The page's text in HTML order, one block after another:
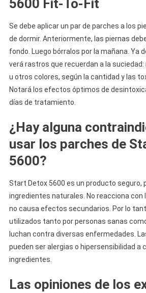
5600 Fit-To-Fit
Se debe aplicar un par de parches a los
de dormir. Anteriormente, las piernas
fondo. Luego bórralos por la mañana. Ya
verá rastros que recuerdan a la
u otros colores, según la cantidad y las
Notará los efectos óptimos de
días de tratamiento.
¿Hay alguna
usar los parches de
5600?
Start Detox 5600 es un producto seguro,
ingredientes naturales. No reacciona
no causa efectos secundarios. Por lo
utilizados tanto por personas sanas
luchan contra diversas enfermedades.
pueden ser alergias o hipersensibilidad a
ingredientes.
Las opiniones de los